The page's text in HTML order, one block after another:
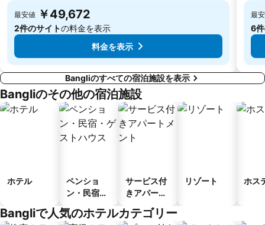
最安値 ￥49,672
2件のサイトの料金を表示
料金を表示
最
6
Bangliのすべての宿泊施設を表示
Bangliのその他の宿泊施設
ホテル
ペンショ
ン・民宿・
ス
サービス付
きアパート
リゾート ホス
Bangliで人気のホテルカテゴリー